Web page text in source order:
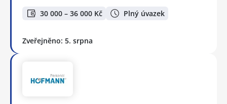
30 000 – 36 000 Kč Plný úvazek
Zveřejněno: 5. srpna